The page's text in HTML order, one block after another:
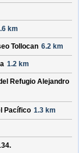
km
Tollocan 6.2 km
1.2 km
Refugio Alejandro
Pacífico 1.3 km
.